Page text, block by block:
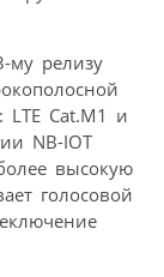
му релизу
LTE Cat.M1 и
NB-IOT
высокую
голосовой